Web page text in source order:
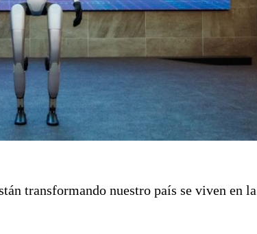
transformando nuestro país se viven en la